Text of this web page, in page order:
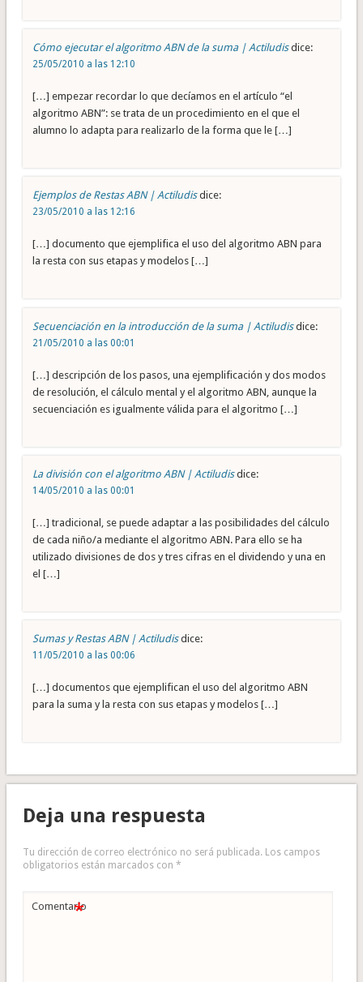
Cómo ejecutar el algoritmo ABN de la suma | Actiludis dice:
25/05/2010 a las 12:10
[…] empezar recordar lo que decíamos en el artículo “el
algoritmo ABN”: se trata de un procedimiento en el que el
alumno lo adapta para realizarlo de la forma que le […]
Ejemplos de Restas ABN | Actiludis dice:
23/05/2010 a las 12:16
[…] documento que ejemplifica el uso del algoritmo ABN para
la resta con sus etapas y modelos […]
Secuenciación en la introducción de la suma | Actiludis dice:
21/05/2010 a las 00:01
[…] descripción de los pasos, una ejemplificación y dos modos
de resolución, el cálculo mental y el algoritmo ABN, aunque la
secuenciación es igualmente válida para el algoritmo […]
La división con el algoritmo ABN | Actiludis dice:
14/05/2010 a las 00:01
[…] tradicional, se puede adaptar a las posibilidades del cálculo
de cada niño/a mediante el algoritmo ABN. Para ello se ha
utilizado divisiones de dos y tres cifras en el dividendo y una en
el […]
Sumas y Restas ABN | Actiludis dice:
11/05/2010 a las 00:06
[…] documentos que ejemplifican el uso del algoritmo ABN
para la suma y la resta con sus etapas y modelos […]
Deja una respuesta
Tu dirección de correo electrónico no será publicada. Los campos
obligatorios están marcados con *
Comentario
*